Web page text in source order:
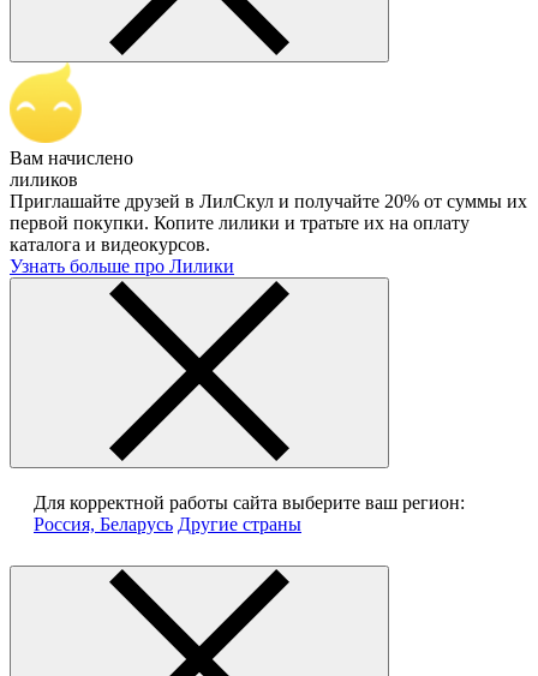
Вам начислено
лиликов
Приглашайте друзей в ЛилСкул и получайте 20% от суммы их
первой покупки. Копите лилики и тратьте их на оплату
каталога и видеокурсов.
Узнать больше про Лилики
Для корректной работы сайта выберите ваш регион:
Россия, Беларусь Другие страны